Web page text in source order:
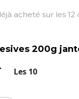
acheté sur les 12
200g
Les 10